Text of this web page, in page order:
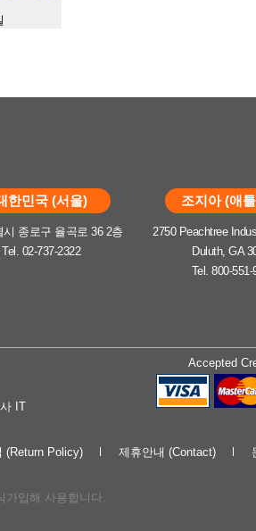
한민국 (서울)
시 종로구 율곡로 36 2층
Tel. 02-737-2322
조지아 (애
2750 Peachtree
Duluth, GA
Tel. 800-551-
Accepted
IT
(Return Policy) 제휴안내 (Contact)
가입해 사용합니다.